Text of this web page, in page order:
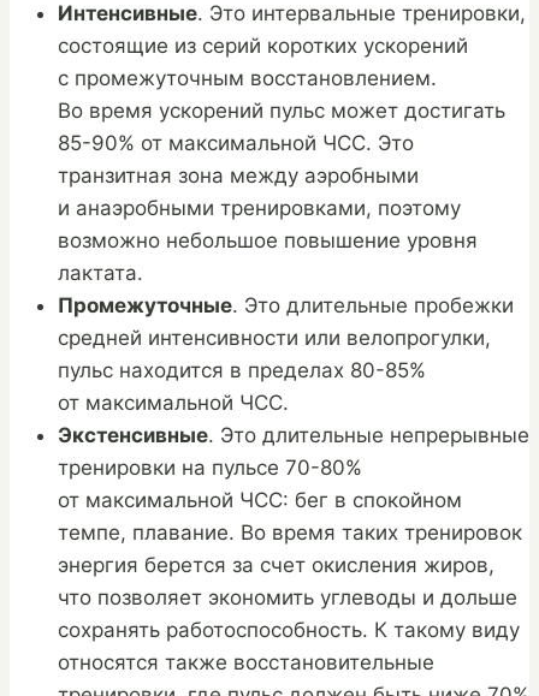
Интенсивные. Это интервальные тренировки,
состоящие из серий коротких ускорений
с промежуточным восстановлением.
Во время ускорений пульс может достигать
85-90% от максимальной ЧСС. Это
транзитная зона между аэробными
и анаэробными тренировками, поэтому
возможно небольшое повышение уровня
лактата.
Промежуточные. Это длительные пробежки
средней интенсивности или велопрогулки,
пульс находится в пределах 80-85%
от максимальной ЧСС.
Экстенсивные. Это длительные непрерывные
тренировки на пульсе 70-80%
от максимальной ЧСС: бег в спокойном
темпе, плавание. Во время таких тренировок
энергия берется за счет окисления жиров,
что позволяет экономить углеводы и дольше
сохранять работоспособность. К такому виду
относятся также восстановительные